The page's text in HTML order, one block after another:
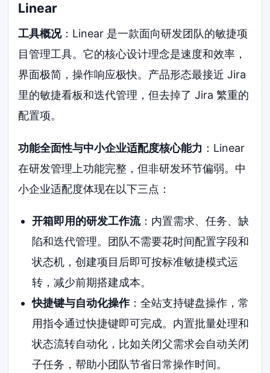
Linear
工具概况：Linear 是一款面向研发团队的敏捷项
目管理工具。它的核心设计理念是速度和效率，
界面极简，操作响应极快。产品形态最接近 Jira
里的敏捷看板和迭代管理，但去掉了 Jira 繁重的
配置项。
功能全面性与中小企业适配度核心能力 ：Linear
在研发管理上功能完整，但非研发环节偏弱。中
小企业适配度体现在以下三点：
开箱即用的研发工作流：内置需求、任务、缺
陷和迭代管理。团队不需要花时间配置字段和
状态机，创建项目后即可按标准敏捷模式运
转，减少前期搭建成本。
快捷键与自动化操作：全站支持键盘操作，常
用指令通过快捷键即可完成。内置批量处理和
状态流转自动化，比如关闭父需求会自动关闭
子任务，帮助小团队节省日常操作时间。